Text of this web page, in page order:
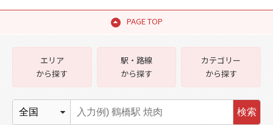
PAGE TOP
エリア
から探す
駅・路線
から探す
カテゴリー
から探す
検索